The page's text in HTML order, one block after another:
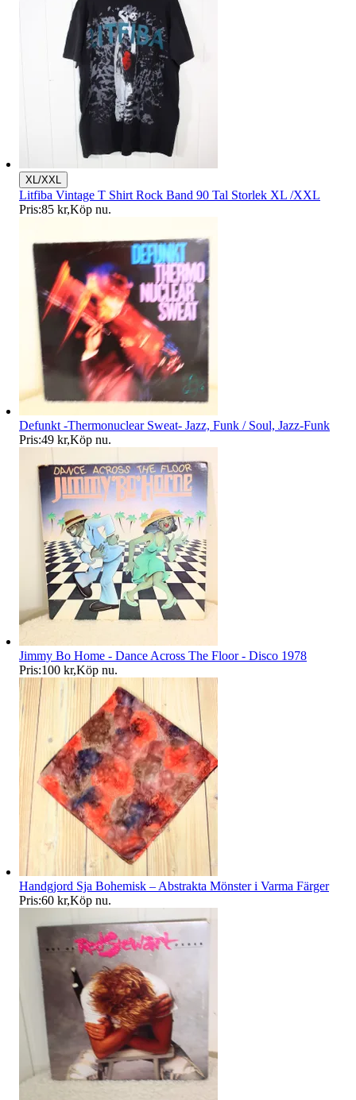
XL/XXL
Litfiba Vintage T Shirt Rock Band 90 Tal Storlek XL /XXL
Pris:85 kr,Köp nu.
Defunkt -Thermonuclear Sweat- Jazz, Funk / Soul, Jazz-Funk
Pris:49 kr,Köp nu.
Jimmy Bo Home - Dance Across The Floor - Disco 1978
Pris:100 kr,Köp nu.
Handgjord Sja Bohemisk – Abstrakta Mönster i Varma Färger
Pris:60 kr,Köp nu.